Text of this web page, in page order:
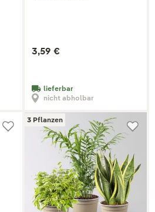
3,59 €
lieferbar
nicht abholbar
3 Pflanzen